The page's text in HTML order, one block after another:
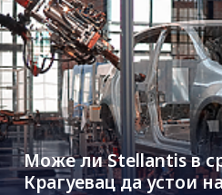
Може ли Stellantis в
Крагуевац да устои